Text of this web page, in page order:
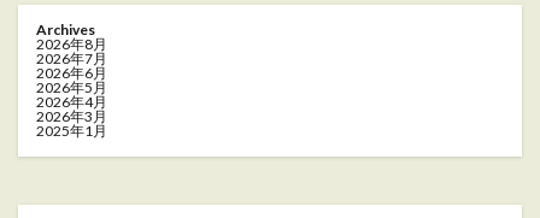
Archives
2026年8月
2026年7月
2026年6月
2026年5月
2026年4月
2026年3月
2025年1月